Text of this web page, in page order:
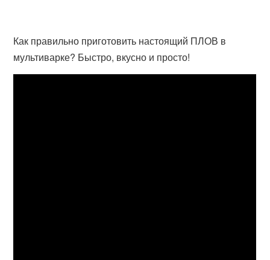
Как правильно приготовить настоящий ПЛОВ в
мультиварке? Быстро, вкусно и просто!